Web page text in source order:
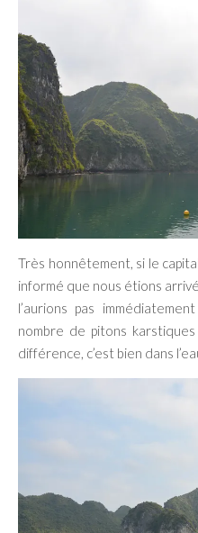
Très honnêtement, si le
informé que nous étions
l’aurions pas
nombre de pitons
différence, c’est bien dans